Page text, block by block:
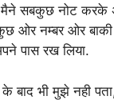
मैने सबकुछ नोट करके
ओर नम्बर ओर बाकी
पास रख लिया.
बाद भी मुझे नही